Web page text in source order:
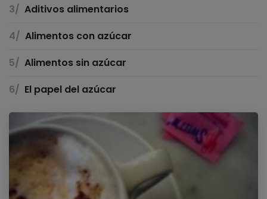
Aditivos alimentarios
Alimentos con azúcar
Alimentos sin azúcar
El papel del azúcar